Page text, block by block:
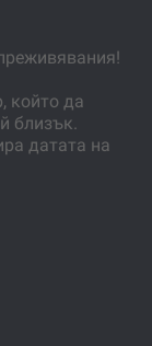
който да
близък.
датата на